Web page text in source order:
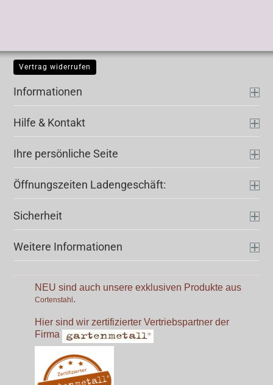
Vertrag widerrufen
Informationen
Hilfe & Kontakt
Ihre persönliche Seite
Öffnungszeiten Ladengeschäft:
Sicherheit
Weitere Informationen
NEU sind auch unsere exklusiven Produkte aus
Cortenstahl.
Hier sind wir zertifizierter Vertriebspartner der
Firma